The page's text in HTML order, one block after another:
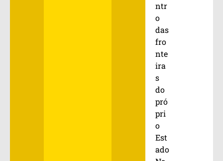
ntr
o
das
fro
nte
ira
s
do
pró
pri
o
Est
ado